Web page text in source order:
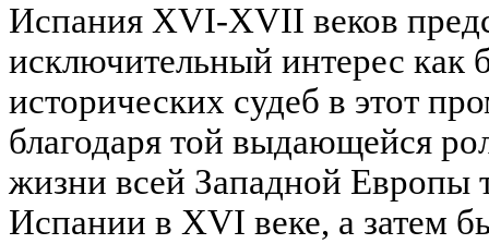
Испания XVI-XVII веков
исключительный интерес как
исторических судеб в этот
благодаря той выдающейся
жизни всей Западной Европы
Испании в XVI веке, а затем